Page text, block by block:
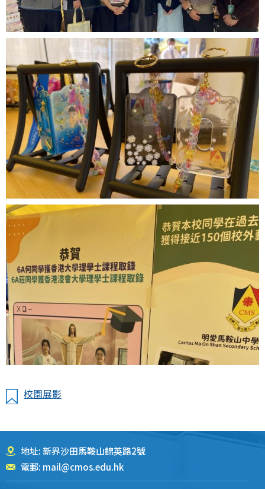
校園展影
地址: 新界沙田馬鞍山錦英路2號
電郵: mail@cmos.edu.hk